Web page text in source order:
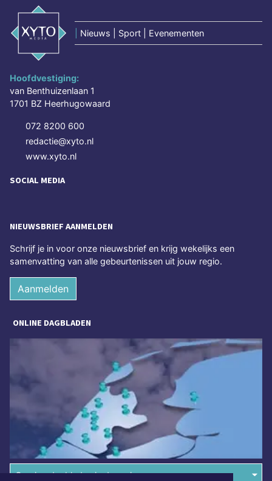
Nieuws | Sport | Evenementen
Hoofdvestiging:
van Benthuizenlaan 1
1701 BZ Heerhugowaard
072 8200 600
redactie@xyto.nl
www.xyto.nl
SOCIAL MEDIA
NIEUWSBRIEF AANMELDEN
Schrijf je in voor onze nieuwsbrief en krijg wekelijks een
samenvatting van alle gebeurtenissen uit jouw regio.
Aanmelden
ONLINE DAGBLADEN
Overige dagbladen in de regio